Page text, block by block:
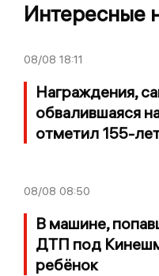
Интересные
08/08 18:11
Награждения,
обвалившаяся
отметил 155-
08/08 08:50
В машине,
ДТП под
ребёнок